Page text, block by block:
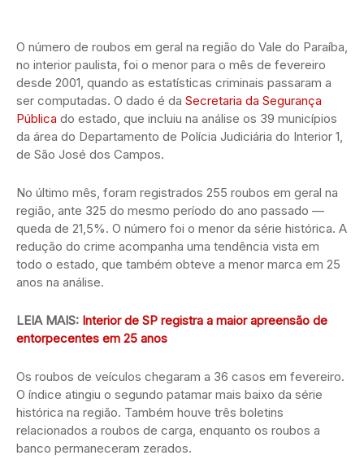
O número de roubos em geral na região do Vale do Paraíba,
no interior paulista, foi o menor para o mês de fevereiro
desde 2001, quando as estatísticas criminais passaram a
ser computadas. O dado é da Secretaria da Segurança
Pública do estado, que incluiu na análise os 39 municípios
da área do Departamento de Polícia Judiciária do Interior 1,
de São José dos Campos.
No último mês, foram registrados 255 roubos em geral na
região, ante 325 do mesmo período do ano passado —
queda de 21,5%. O número foi o menor da série histórica. A
redução do crime acompanha uma tendência vista em
todo o estado, que também obteve a menor marca em 25
anos na análise.
LEIA MAIS: Interior de SP registra a maior apreensão de
entorpecentes em 25 anos
Os roubos de veículos chegaram a 36 casos em fevereiro.
O índice atingiu o segundo patamar mais baixo da série
histórica na região. Também houve três boletins
relacionados a roubos de carga, enquanto os roubos a
banco permaneceram zerados.